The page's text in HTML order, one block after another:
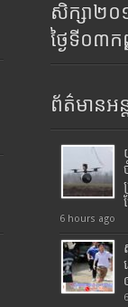
សិក្សា២
ថ្ងៃទី០៣
ព័ត៌មានអន្
6 hours ago